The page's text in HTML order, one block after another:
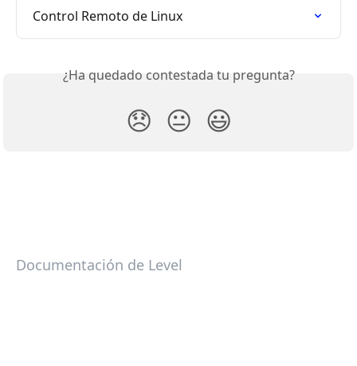
Control Remoto de Linux
¿Ha quedado contestada tu pregunta?
😞 😐 😃
Documentación de Level